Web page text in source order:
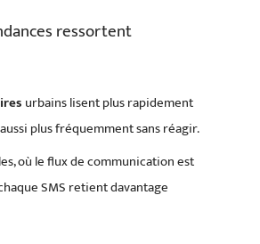
ressortent
urbains lisent plus rapidement
plus fréquemment sans réagir.
où le flux de communication est
SMS retient davantage